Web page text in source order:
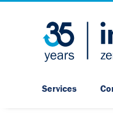
Services